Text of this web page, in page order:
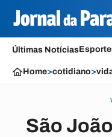
Últimas Notícias
Home>cotidiano>
São